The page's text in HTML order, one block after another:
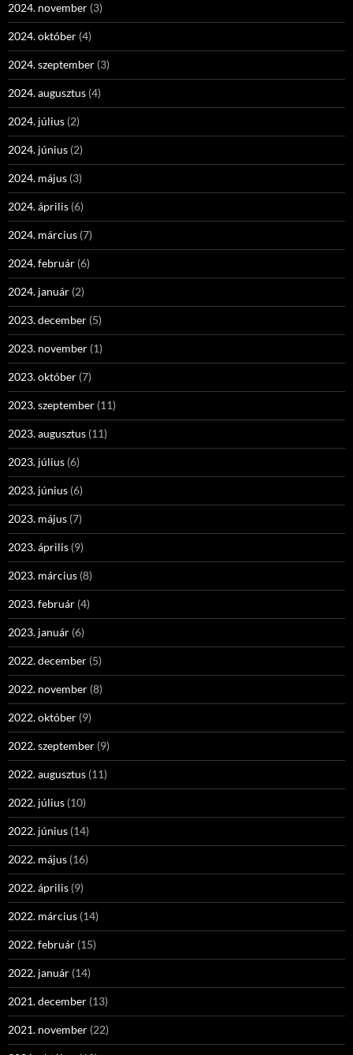
2024. november (3)
2024. október (4)
2024. szeptember (3)
2024. augusztus (4)
2024. július (2)
2024. június (2)
2024. május (3)
2024. április (6)
2024. március (7)
2024. február (6)
2024. január (2)
2023. december (5)
2023. november (1)
2023. október (7)
2023. szeptember (11)
2023. augusztus (11)
2023. július (6)
2023. június (6)
2023. május (7)
2023. április (9)
2023. március (8)
2023. február (4)
2023. január (6)
2022. december (5)
2022. november (8)
2022. október (9)
2022. szeptember (9)
2022. augusztus (11)
2022. július (10)
2022. június (14)
2022. május (16)
2022. április (9)
2022. március (14)
2022. február (15)
2022. január (14)
2021. december (13)
2021. november (22)